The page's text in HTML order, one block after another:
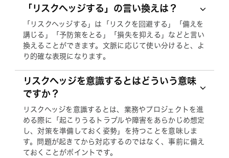
「リスクヘッジする」の言い換えは？
「リスクヘッジする」は「リスクを回避する」「備えを
講じる」「予防策をとる」「損失を抑える」などと言い
換えることができます。文脈に応じて使い分けると、よ
り的確な表現になります。
リスクヘッジを意識するとはどういう意味
ですか？
リスクヘッジを意識するとは、業務やプロジェクトを進
める際に「起こりうるトラブルや障害をあらかじめ想定
し、対策を準備しておく姿勢」を持つことを意味しま
す。問題が起きてから対応するのではなく、事前に備え
ておくことがポイントです。